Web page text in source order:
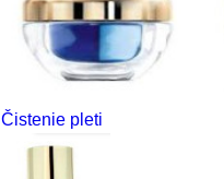
Čistenie pleti